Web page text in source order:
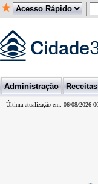
Administração Receitas
Última atualização em: 06/08/2026